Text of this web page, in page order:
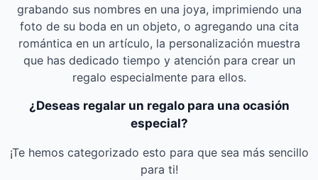
grabando sus nombres en una joya, imprimiendo una
foto de su boda en un objeto, o agregando una cita
romántica en un artículo, la personalización muestra
que has dedicado tiempo y atención para crear un
regalo especialmente para ellos.
¿Deseas regalar un regalo para una ocasión
especial?
¡Te hemos categorizado esto para que sea más sencillo
para ti!